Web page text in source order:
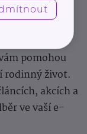
každý den,
Takový je
se k jeho
pomohou
rodinný život.
akcích a
ve vaší e-